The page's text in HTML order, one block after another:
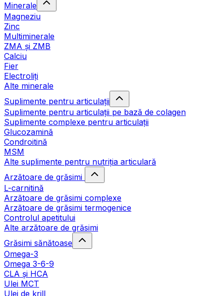
Minerale
Magneziu
Zinc
Multiminerale
ZMA și ZMB
Calciu
Fier
Electroliți
Alte minerale
Suplimente pentru articulații
Suplimente pentru articulații pe bază de colagen
Suplimente complexe pentru articulații
Glucozamină
Condroitină
MSM
Alte suplimente pentru nutriția articulară
Arzătoare de grăsimi
L-carnitină
Arzătoare de grăsimi complexe
Arzătoare de grăsimi termogenice
Controlul apetitului
Alte arzătoare de grăsimi
Grăsimi sănătoase
Omega-3
Omega 3-6-9
CLA şi HCA
Ulei MCT
Ulei de krill